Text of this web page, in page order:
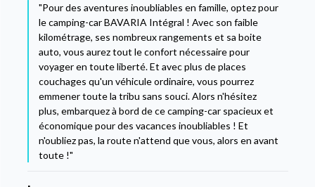
"Pour des aventures inoubliables en famille, optez pour
le camping-car BAVARIA Intégral ! Avec son faible
kilométrage, ses nombreux rangements et sa boite
auto, vous aurez tout le confort nécessaire pour
voyager en toute liberté. Et avec plus de places
couchages qu'un véhicule ordinaire, vous pourrez
emmener toute la tribu sans souci. Alors n'hésitez
plus, embarquez à bord de ce camping-car spacieux et
économique pour des vacances inoubliables ! Et
n'oubliez pas, la route n'attend que vous, alors en avant
toute !"